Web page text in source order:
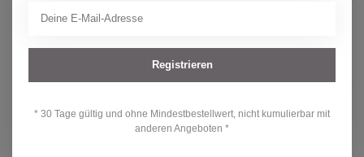
Auf Lager
Reima Kinder Weste Tupas Navy CHF 49,90
Registrieren
* 30 Tage gültig und ohne Mindestbestellwert, nicht kumulierbar mit
anderen Angeboten *